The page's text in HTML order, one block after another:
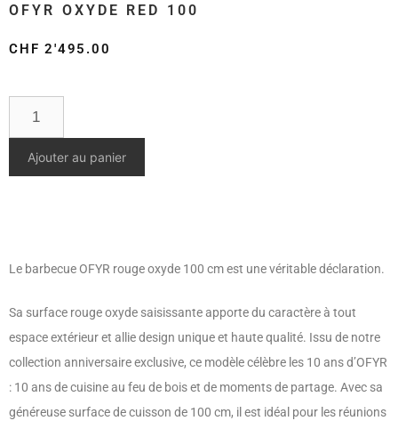
OFYR OXYDE RED 100
CHF 2'495.00
Ajouter au panier
Le barbecue OFYR rouge oxyde 100 cm est une véritable déclaration.
Sa surface rouge oxyde saisissante apporte du caractère à tout
espace extérieur et allie design unique et haute qualité. Issu de notre
collection anniversaire exclusive, ce modèle célèbre les 10 ans d’OFYR
: 10 ans de cuisine au feu de bois et de moments de partage. Avec sa
généreuse surface de cuisson de 100 cm, il est idéal pour les réunions